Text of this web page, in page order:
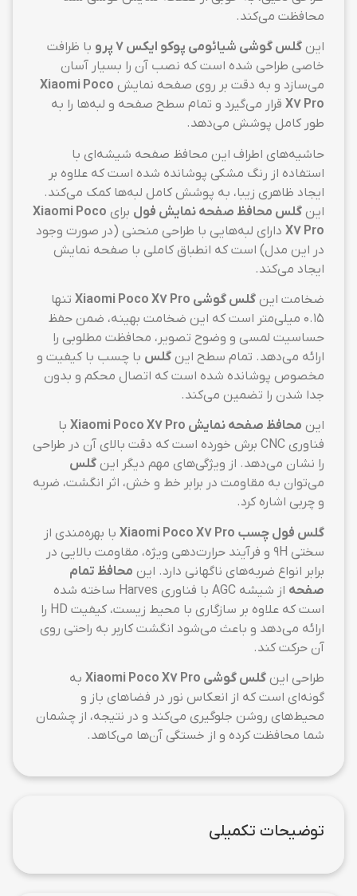
محافظت می‌کند.
این گلس گوشی شیائومی پوکو ایکس 7 پرو
با ظرافت
خاصی طراحی شده است که نصب آن را بسیار آسان
می‌سازد و به دقت بر روی صفحه نمایش Xiaomi Poco
X7 Pro قرار می‌گیرد و تمام سطح صفحه و لبه‌ها را به
طور کامل پوشش می‌دهد.
حاشیه‌های اطراف این محافظ صفحه شیشه‌ای با
استفاده از رنگ مشکی پوشانده شده است که علاوه بر
ایجاد ظاهری زیبا، به پوشش کامل لبه‌ها کمک می‌کند.
این گلس محافظ صفحه نمایش فول برای Xiaomi Poco
X7 Pro دارای لبه‌هایی با طراحی منحنی (در صورت وجود
در این مدل) است که انطباق کاملی با صفحه نمایش
ایجاد می‌کند.
ضخامت این گلس گوشی Xiaomi Poco X7 Pro
تنها
0.15 میلی‌متر است که این ضخامت بهینه، ضمن حفظ
حساسیت لمسی و وضوح تصویر، محافظت مطلوبی را
ارائه می‌دهد. تمام سطح این گلس با چسب با کیفیت و
مخصوص پوشانده شده است که اتصال محکم و بدون
جدا شدن را تضمین می‌کند.
این محافظ صفحه نمایش Xiaomi Poco X7 Pro
با
فناوری CNC برش خورده است که دقت بالای آن در طراحی
را نشان می‌دهد. از ویژگی‌های مهم دیگر این گلس
می‌توان به مقاومت در برابر خط و خش، اثر انگشت، ضربه
و چربی اشاره کرد.
گلس فول چسب Xiaomi Poco X7 Pro
با بهره‌مندی از
سختی 9H و فرآیند حرارت‌دهی ویژه، مقاومت بالایی در
برابر انواع ضربه‌های ناگهانی دارد. این محافظ تمام
صفحه
از شیشه AGC با فناوری Harves ساخته شده
است که علاوه بر سازگاری با محیط زیست، کیفیت HD را
ارائه می‌دهد و باعث می‌شود انگشت کاربر به راحتی روی
آن حرکت کند.
طراحی این گلس گوشی Xiaomi Poco X7 Pro
به
گونه‌ای است که از انعکاس نور در فضاهای باز و
محیط‌های روشن جلوگیری می‌کند و در نتیجه، از چشمان
شما محافظت کرده و از خستگی آن‌ها می‌کاهد.
توضیحات تکمیلی